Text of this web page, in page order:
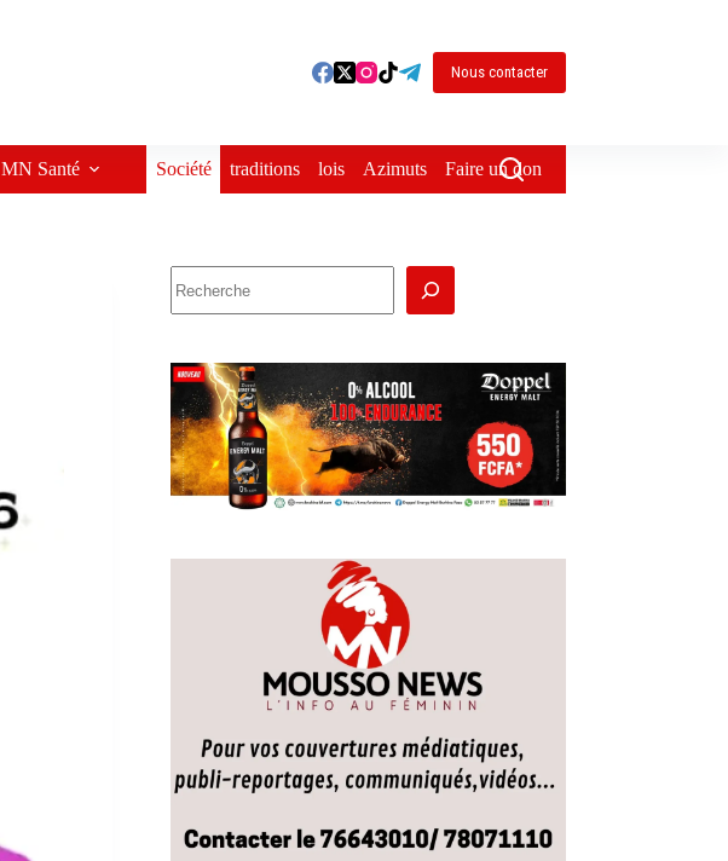
Nous contacter
MN Santé Société traditions lois Azimuts Faire un don